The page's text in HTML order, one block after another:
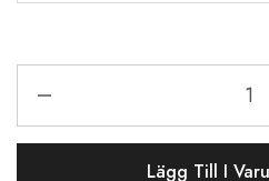
Lägg Till I